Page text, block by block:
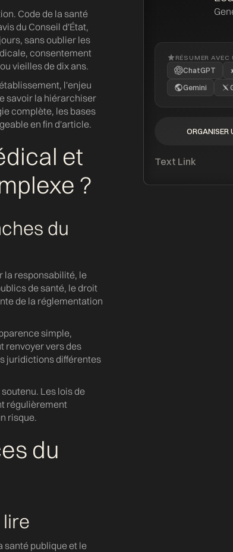
Code de la santé
du Conseil d'État,
sans oublier les
consentement
vieilles de dix ans.
l'enjeu
savoir la hiérarchiser
complète, les bases
en fin d'article.
et
?
du
la responsabilité, le
de santé, le droit
de la réglementation
simple,
renvoyer vers des
juridictions différentes
Les lois de
régulièrement
risque.
du
santé publique et le
RÉSUMER AVEC
ChatGPT
Gemini
ORGANISER
Text Link